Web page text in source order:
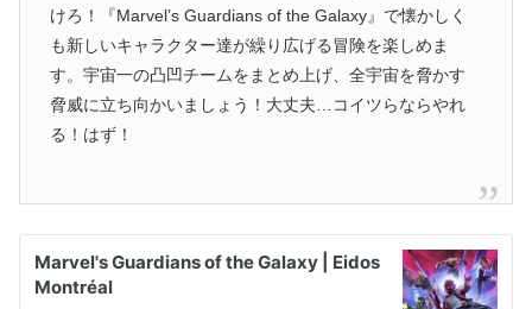
けろ！『Marvel’s Guardians of the Galaxy』で懐かしく
も新しいキャラクター達が繰り広げる冒険を楽しめま
す。宇宙一の凸凹チームをまとめ上げ、全宇宙を脅かす
脅威に立ち向かいましょう！大丈夫…コイツらならやれ
る！はず！